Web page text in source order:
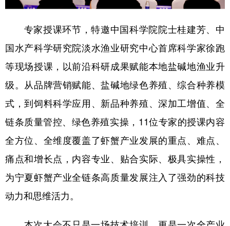
专家授课环节，特邀中国科学院院士桂建芳、中
国水产科学研究院淡水渔业研究中心首席科学家徐跑
等现场授课，以前沿科研成果赋能本地盐碱地渔业升
级。从品牌营销赋能、盐碱地绿色养殖、综合种养模
式，到饲料科学应用、新品种养殖、深加工增值、全
链条质量管控、绿色养殖实操，11位专家的授课内容
全方位、全维度覆盖了虾蟹产业发展的重点、难点、
痛点和增长点，内容专业、贴合实际、极具实操性，
为宁夏虾蟹产业全链条高质量发展注入了强劲的科技
动力和思维活力。